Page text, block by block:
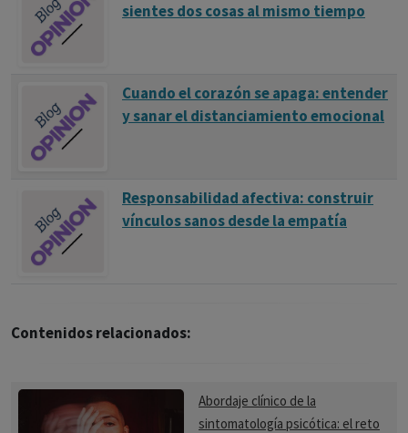
sientes dos cosas al mismo tiempo
Cuando el corazón se apaga: entender
y sanar el distanciamiento emocional
Responsabilidad afectiva: construir
vínculos sanos desde la empatía
Contenidos relacionados:
Abordaje clínico de la
sintomatología psicótica: el reto